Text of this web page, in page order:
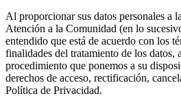
Al proporcionar sus datos personales a
Atención a la Comunidad (en lo
entendido que está de acuerdo con los
finalidades del tratamiento de los datos,
procedimiento que ponemos a su
derechos de acceso, rectificación,
Política de Privacidad.